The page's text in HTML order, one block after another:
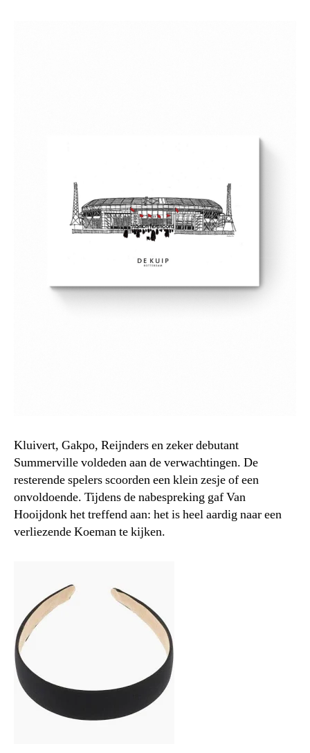
Kluivert, Gakpo, Reijnders en zeker debutant
Summerville voldeden aan de verwachtingen. De
resterende spelers scoorden een klein zesje of een
onvoldoende. Tijdens de nabespreking gaf Van
Hooijdonk het treffend aan: het is heel aardig naar een
verliezende Koeman te kijken.